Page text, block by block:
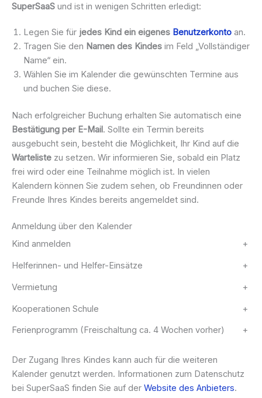
SuperSaaS und ist in wenigen Schritten erledigt:
Legen Sie für jedes Kind ein eigenes Benutzerkonto an.
Tragen Sie den Namen des Kindes im Feld „Vollständiger
Name“ ein.
Wählen Sie im Kalender die gewünschten Termine aus
und buchen Sie diese.
Nach erfolgreicher Buchung erhalten Sie automatisch eine
Bestätigung per E-Mail. Sollte ein Termin bereits
ausgebucht sein, besteht die Möglichkeit, Ihr Kind auf die
Warteliste zu setzen. Wir informieren Sie, sobald ein Platz
frei wird oder eine Teilnahme möglich ist. In vielen
Kalendern können Sie zudem sehen, ob Freundinnen oder
Freunde Ihres Kindes bereits angemeldet sind.
Anmeldung über den Kalender
Kind anmelden
+
Helferinnen- und Helfer-Einsätze +
Vermietung +
Kooperationen Schule +
Ferienprogramm (Freischaltung ca. 4 Wochen vorher) +
Der Zugang Ihres Kindes kann auch für die weiteren
Kalender genutzt werden. Informationen zum Datenschutz
bei SuperSaaS finden Sie auf der Website des Anbieters.